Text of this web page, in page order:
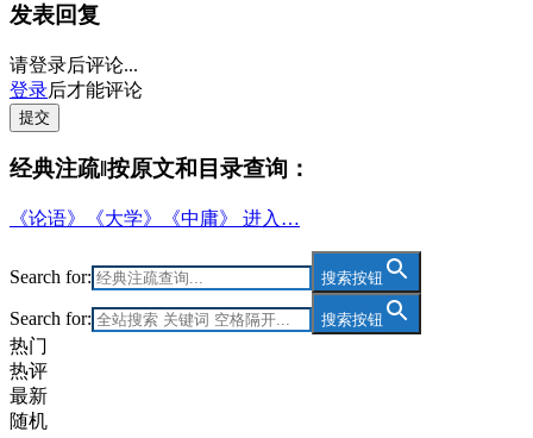
发表回复
请登录后评论...
登录后才能评论
提交
经典注疏‖按原文和目录查询：
《论语》《大学》《中庸》 进入…
Search for: 搜索按钮
Search for: 搜索按钮
热门
热评
最新
随机